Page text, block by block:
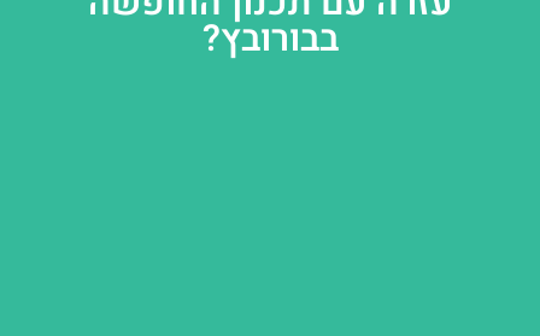
בבורובץ?